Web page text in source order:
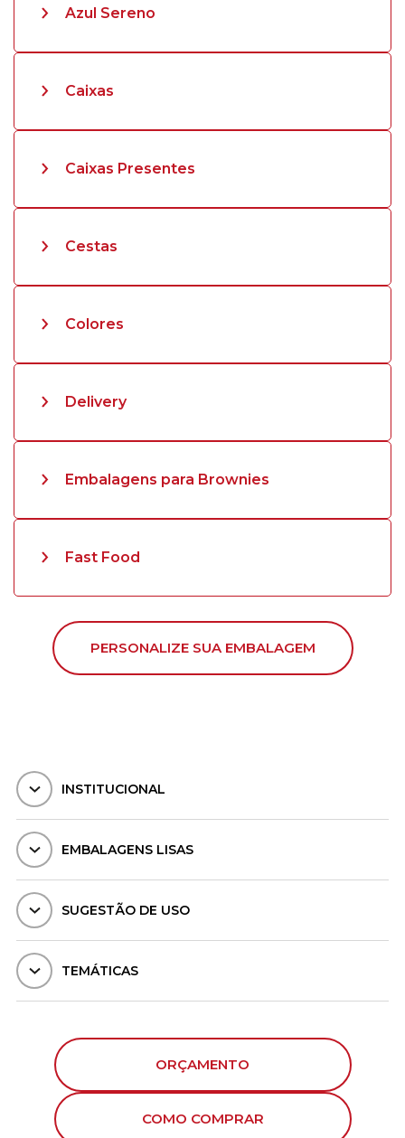
Azul Sereno
Caixas
Caixas Presentes
Cestas
Colores
Delivery
Embalagens para Brownies
Fast Food
PERSONALIZE SUA EMBALAGEM
INSTITUCIONAL
EMBALAGENS LISAS
SUGESTÃO DE USO
TEMÁTICAS
ORÇAMENTO
COMO COMPRAR